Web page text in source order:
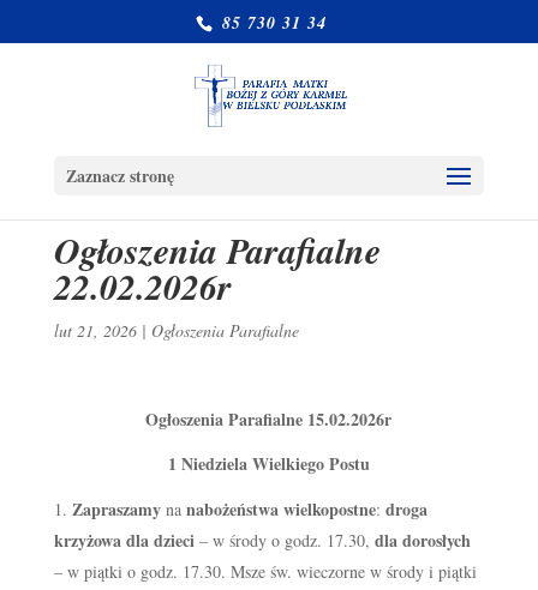
85 730 31 34
Zaznacz stronę
Ogłoszenia Parafialne
22.02.2026r
lut 21, 2026| Ogłoszenia Parafialne
Ogłoszenia Parafialne 15.02.2026r
1 Niedziela Wielkiego Postu
Zapraszamyna nabożeństwa wielkopostne: droga
krzyżowa dla dzieci– w środy o godz. 17.30, dla dorosłych
– w piątki o godz. 17.30. Msze św. wieczorne w środy i piątki